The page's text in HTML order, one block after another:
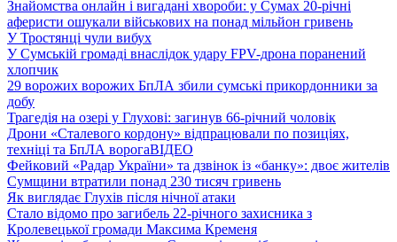
Знайомства онлайн і вигадані хвороби: у Сумах 20-річні
аферисти ошукали військових на понад мільйон гривень
У Тростянці чули вибух
У Сумській громаді внаслідок удару FPV-дрона поранений
хлопчик
29 ворожих ворожих БпЛА збили сумські прикордонники за
добу
Трагедія на озері у Глухові: загинув 66-річний чоловік
Дрони «Сталевого кордону» відпрацювали по позиціях,
техніці та БпЛА ворогаВІДЕО
Фейковий «Радар України» та дзвінок із «банку»: двоє жителів
Сумщини втратили понад 230 тисяч гривень
Як виглядає Глухів після нічної атаки
Стало відомо про загибель 22-річного захисника з
Кролевецької громади Максима Кременя